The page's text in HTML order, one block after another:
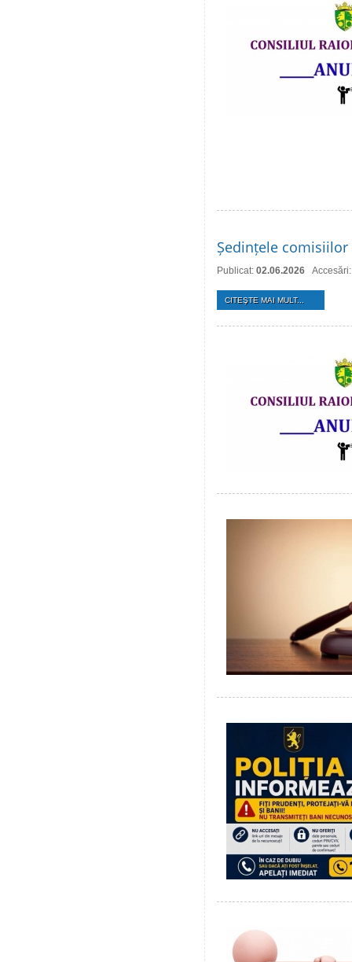
Ședințele
Publicat: 02.06.2026
CITEŞTE MAI MULT...